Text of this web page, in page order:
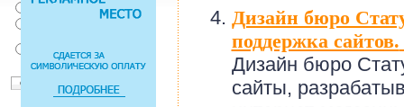
Нет, с ремнем не удобно
Нет, Я уверен в себе
пристегива
Дизайн бюро
поддержка сайтов.
Дизайн бюро
сайты,